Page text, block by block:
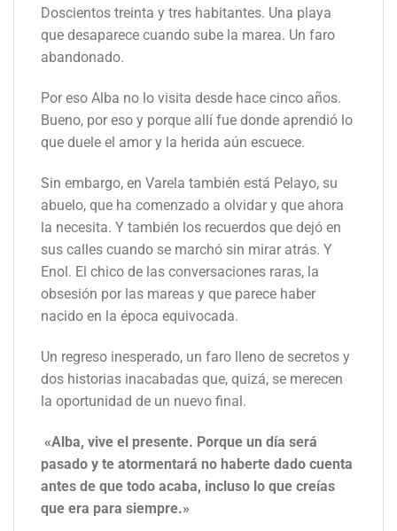
Doscientos treinta y tres habitantes. Una playa
que desaparece cuando sube la marea. Un faro
abandonado.
Por eso Alba no lo visita desde hace cinco años.
Bueno, por eso y porque allí fue donde aprendió lo
que duele el amor y la herida aún escuece.
Sin embargo, en Varela también está Pelayo, su
abuelo, que ha comenzado a olvidar y que ahora
la necesita. Y también los recuerdos que dejó en
sus calles cuando se marchó sin mirar atrás. Y
Enol. El chico de las conversaciones raras, la
obsesión por las mareas y que parece haber
nacido en la época equivocada.
Un regreso inesperado, un faro lleno de secretos y
dos historias inacabadas que, quizá, se merecen
la oportunidad de un nuevo final.
«Alba, vive el presente. Porque un día será
pasado y te atormentará no haberte dado cuenta
antes de que todo acaba, incluso lo que creías
que era para siempre.»